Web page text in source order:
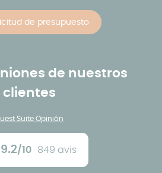
de presupuesto
de nuestros
clientes
Suite Opinión
moyenne :
9.2/10 849 avis